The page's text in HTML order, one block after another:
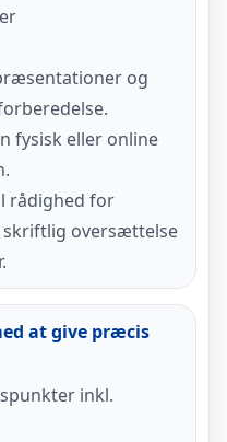
og
fysisk eller online
rådighed for
oversættelse
at give præcis
inkl.